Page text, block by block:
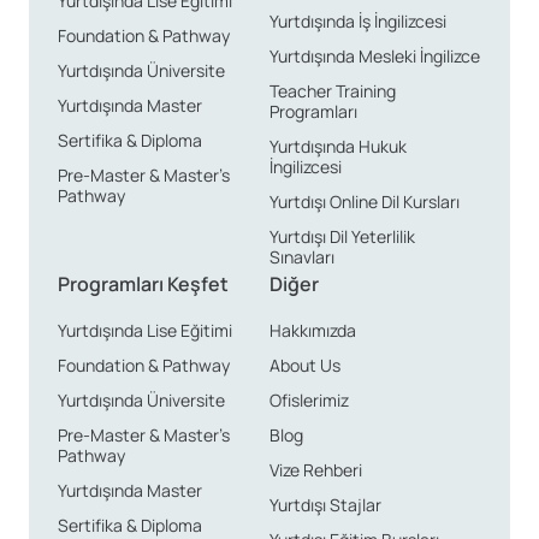
Bolivya’da Konaklama
Alternatifleri
Bolivya’da dil eğitimi alırken, aile yanı konaklama
seçeneği oldukça yaygındır. Bu, dil öğreniminizi
pekiştirmenin yanı sıra, yerel halkla daha yakın bir ilişki
kurmanıza yardımcı olur. Aileler, öğrencilerin
ihtiyaçlarına göre seçilmektedir ve bu sayede oldukça
sıcak bir ortamda kalma fırsatına sahip olursunuz.
Özgürlüğüne düşkün öğrenciler için paylaşımlı öğrenci
evleri de tercih edilebilen bir konaklama seçeneğidir.
Bu tür konaklamalar, öğrencilerin kendi yemeklerini
yapmalarına ve birlikte vakit geçirmelerine olanak
sağlar. Tam donanımlı dairelerde oluşturulan bu ortam,
Foundation & Pathway
Yurtdışında Üniversite
Yurtdışında Master
Sertifika & Diploma
Pre-Master & Master’s
Pathway
Yurtdışında İş İngilizcesi
Yurtdışında Mesleki İngilizce
Teacher Training
Programları
Yurtdışında Hukuk
İngilizcesi
Yurtdışı Online Dil Kursları
Yurtdışı Dil Yeterlilik
Sınavları
Programları Keşfet
Yurtdışında Lise Eğitimi
Foundation & Pathway
Yurtdışında Üniversite
Pre-Master & Master’s
Pathway
Yurtdışında Master
Sertifika & Diploma
Diğer
Hakkımızda
About Us
Ofislerimiz
Blog
Vize Rehberi
Yurtdışı Stajlar